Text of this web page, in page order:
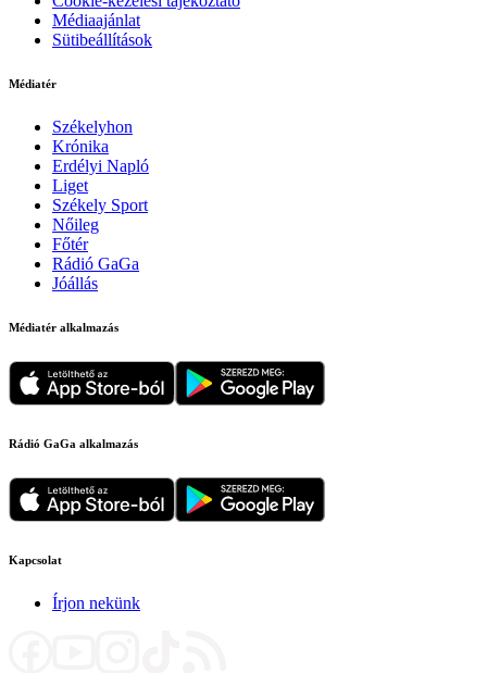
Médiaajánlat
Sütibeállítások
Médiatér
Székelyhon
Krónika
Erdélyi Napló
Liget
Székely Sport
Nőileg
Főtér
Rádió GaGa
Jóállás
Médiatér alkalmazás
Rádió GaGa alkalmazás
Kapcsolat
Írjon nekünk